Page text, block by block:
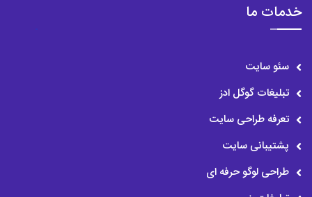
خدمات ما
سئو سایت
تبلیغات گوگل ادز
تعرفه طراحی سایت
پشتیبانی سایت
طراحی لوگو حرفه ای